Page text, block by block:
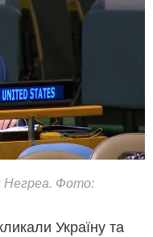
Фото:
Україну та